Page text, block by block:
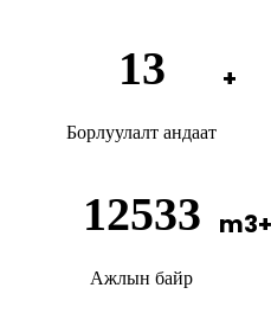
20
Борлуулалт андаат
20000
Ажлын байр